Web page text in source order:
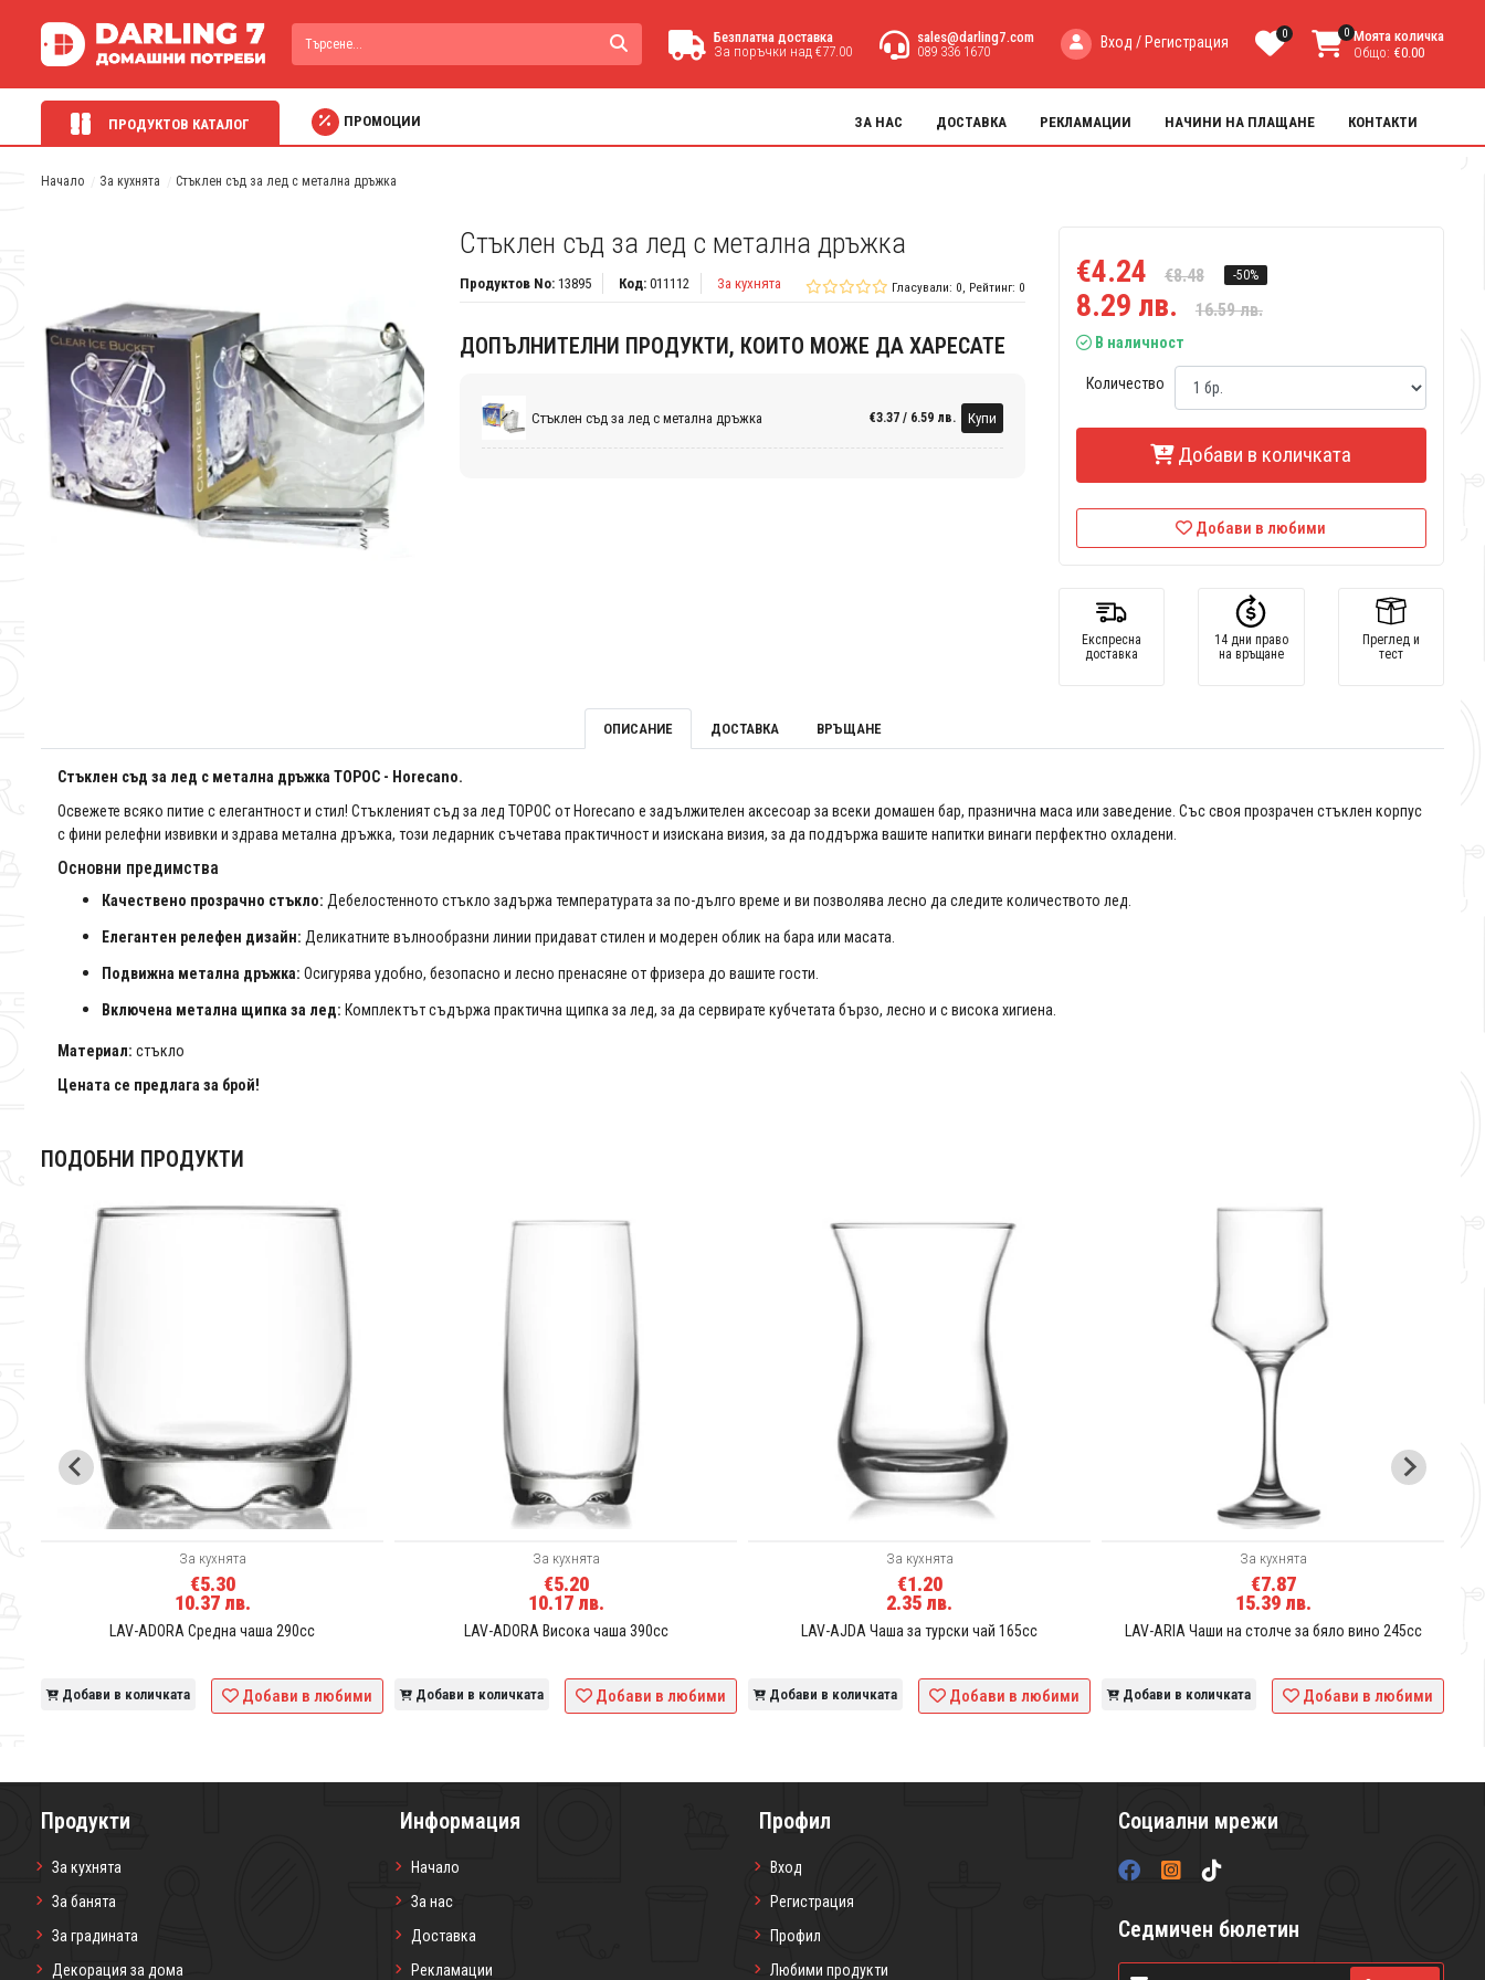
Безплатна доставка
За поръчки над €77.00
sales@darling7.com
089 336 1670
Вход / Регистрация 0 0 Моята количка
Общо: €0.00
ПРОДУКТОВ КАТАЛОГ ПРОМОЦИИ ЗА НАС ДОСТАВКА РЕКЛАМАЦИИ НАЧИНИ НА ПЛАЩАНЕ КОНТАКТИ
Начало За кухнята Стъклен съд за лед с метална дръжка
Стъклен съд за лед с метална дръжка
Продуктов No: 13895 Код: 011112 За кухнята Гласували: 0, Рейтинг: 0
ДОПЪЛНИТЕЛНИ ПРОДУКТИ, КОИТО МОЖЕ ДА ХАРЕСАТЕ
Стъклен съд за лед с метална дръжка €3.37 / 6.59 лв. Купи
€4.24 €8.48 -50%
8.29 лв. 16.59 лв.
В наличност
Количество
Добави в количката
Добави в любими
Експресна
доставка
14 дни право
на връщане
Преглед и
тест
ОПИСАНИЕ ДОСТАВКА ВРЪЩАНЕ
Стъклен съд за лед с метална дръжка ТОРОС - Horecano.
Освежете всяко питие с елегантност и стил! Стъкленият съд за лед ТОРОС от Horecano е задължителен аксесоар за всеки домашен бар, празнична маса или заведение. Със своя прозрачен стъклен корпус
с фини релефни извивки и здрава метална дръжка, този ледарник съчетава практичност и изискана визия, за да поддържа вашите напитки винаги перфектно охладени.
Основни предимства
Качествено прозрачно стъкло: Дебелостенното стъкло задържа температурата за по-дълго време и ви позволява лесно да следите количеството лед.
Елегантен релефен дизайн: Деликатните вълнообразни линии придават стилен и модерен облик на бара или масата.
Подвижна метална дръжка: Осигурява удобно, безопасно и лесно пренасяне от фризера до вашите гости.
Включена метална щипка за лед: Комплектът съдържа практична щипка за лед, за да сервирате кубчетата бързо, лесно и с висока хигиена.
Материал: стъкло
Цената се предлага за брой!
ПОДОБНИ ПРОДУКТИ
За кухнята
€5.30
10.37 лв.
LAV-ADORA Средна чаша 290сс
Добави в количката Добави в любими
За кухнята
€5.20
10.17 лв.
LAV-ADORA Висока чаша 390сс
Добави в количката Добави в любими
За кухнята
€1.20
2.35 лв.
LAV-AJDA Чаша за турски чай 165сс
Добави в количката Добави в любими
За кухнята
€7.87
15.39 лв.
LAV-ARIA Чаши на столче за бяло вино 245сс
Добави в количката Добави в любими
Продукти
За кухнята
За банята
За градината
Декорация за дома
Информация
Начало
За нас
Доставка
Рекламации
Профил
Вход
Регистрация
Профил
Любими продукти
Социални мрежи
Седмичен бюлетин